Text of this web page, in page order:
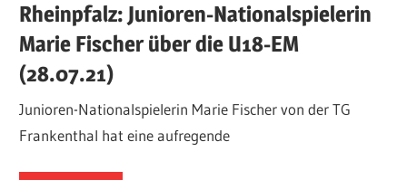
Rheinpfalz: Junioren-Nationalspielerin
Marie Fischer über die U18-EM
(28.07.21)
Junioren-Nationalspielerin Marie Fischer von der TG
Frankenthal hat eine aufregende